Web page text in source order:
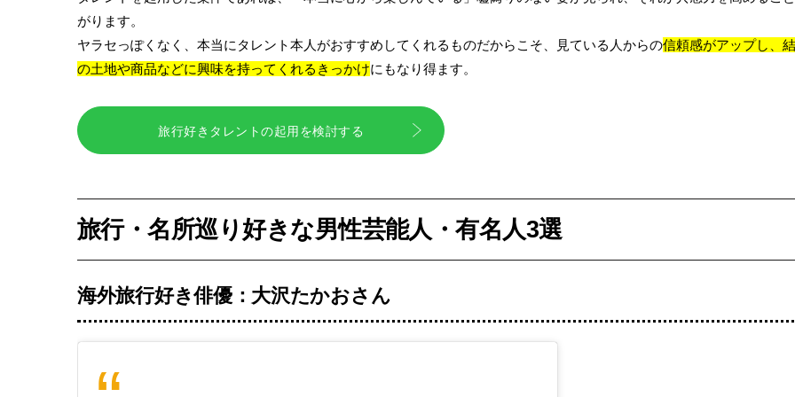
がります。
ヤラセっぽくなく、本当にタレント本人がおすすめしてくれるものだからこそ、見ている人からの信頼感がアップし、
の土地や商品などに興味を持ってくれるきっかけにもなり得ます。
旅行好きタレントの起用を検討する
旅行・名所巡り好きな男性芸能人・有名人3選
海外旅行好き俳優：大沢たかおさん